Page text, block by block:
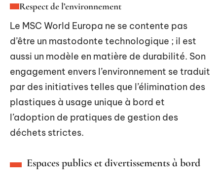
Respect de l’environnement
Le MSC World Europa ne se contente pas
d’être un mastodonte technologique ; il est
aussi un modèle en matière de durabilité. Son
engagement envers l’environnement se traduit
par des initiatives telles que l’élimination des
plastiques à usage unique à bord et
l’adoption de pratiques de gestion des
déchets strictes.
Espaces publics et divertissements à bord